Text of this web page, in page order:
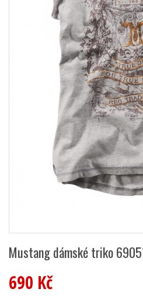
Mustang dámské triko
690 Kč